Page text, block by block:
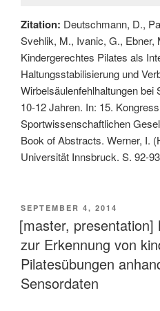
Zitation: Deutschmann, D.,
Svehlik, M., Ivanic, G., Ebner,
Kindergerechtes Pilates als
Haltungsstabilisierung und
Wirbelsäulenfehlhaltungen
10-12 Jahren. In: 15.
Sportwissenschaftlichen
Book of Abstracts. Werner, I.
Universität Innsbruck. S. 92-
VERÖFFENTLICHT
AM
SEPTEMBER 4, 2014
[master,
zur Erkennung von
Pilatesübungen
Sensordaten